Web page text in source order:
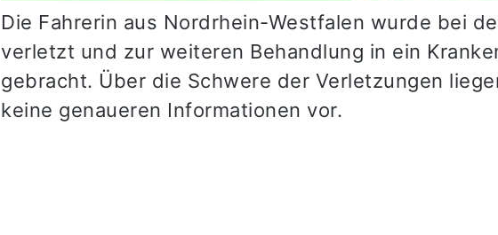
Die Fahrerin aus Nordrhein-Westfalen wurde bei
verletzt und zur weiteren Behandlung in ein
gebracht. Über die Schwere der Verletzungen
keine genaueren Informationen vor.